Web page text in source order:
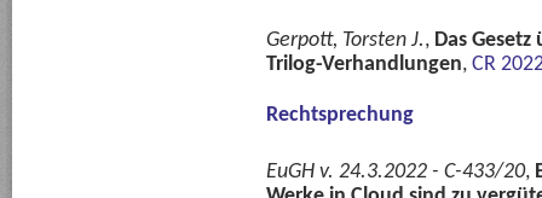
Gerpott, Torsten J., Das
Trilog-Verhandlungen, CR
Rechtsprechung
EuGH v. 24.3.2022 - C-433/20,